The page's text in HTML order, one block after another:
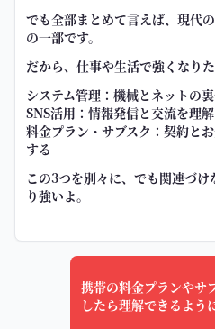
でも全部まとめて言えば、現代
の一部です。
だから、仕事や生活で強くなりた
システム管理：機械とネットの
SNS活用：情報発信と交流を理
料金プラン・サブスク：契約と
する
この3つを別々に、でも関連づけ
り強いよ。
携帯の料金プランやサ
したら理解できるよう